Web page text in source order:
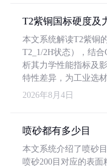
T2紫铜国标硬度及
本文系统解读T2紫铜
T2_1/2H状态），结
析其力学性能指标及
特性差异，为工业选材
2026年8月4日
喷砂都有多少目
本文系统介绍了喷砂
喷砂200目对应的表面